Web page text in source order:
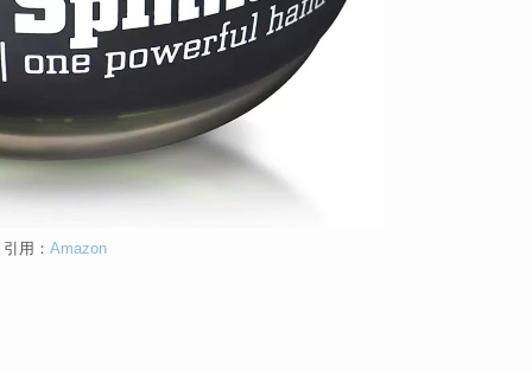
引用： Amazon